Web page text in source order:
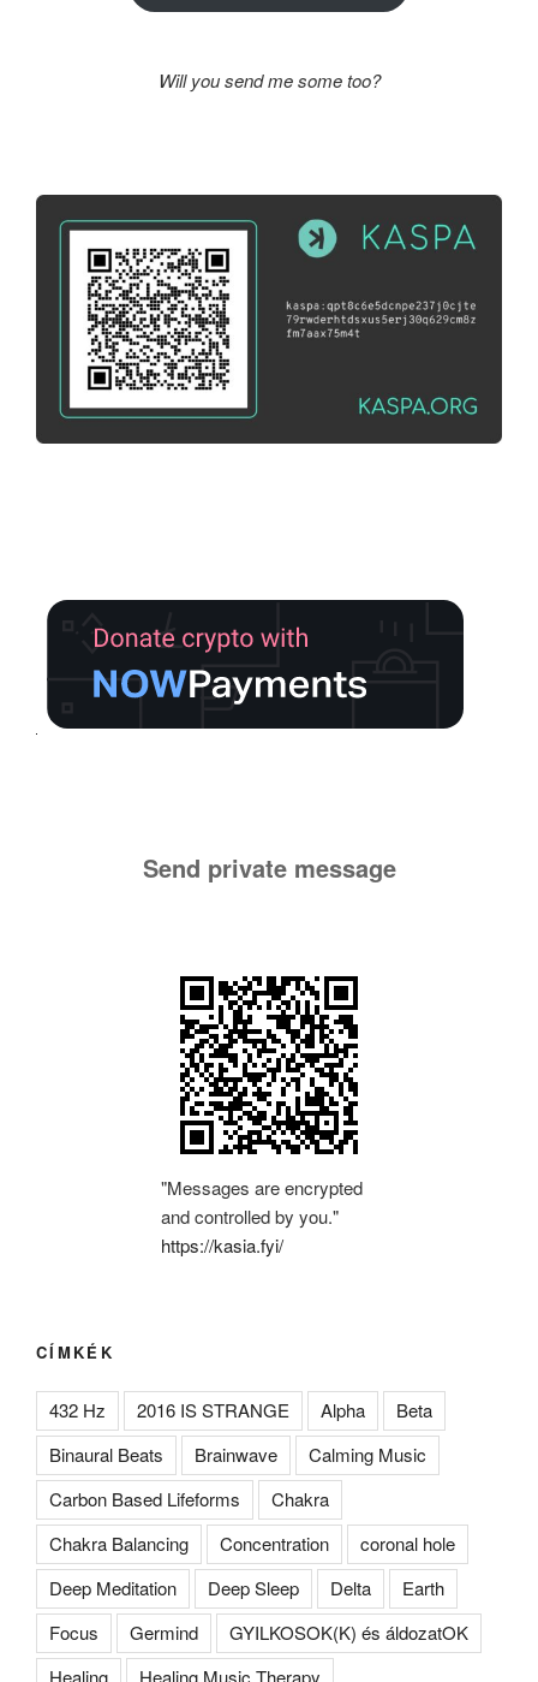
Will you send me some too?
Send private message
"Messages are encrypted
and controlled by you."
https://kasia.fyi/
CÍMKÉK
432 Hz 2016 IS STRANGE Alpha
Beta
Binaural Beats
Brainwave
Calming Music
Carbon Based Lifeforms
Chakra
Chakra Balancing
Concentration
coronal hole
Deep Meditation
Deep Sleep Delta
Earth
Focus
Germind
GYILKOSOK(K) és áldozatOK